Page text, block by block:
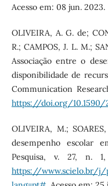
Acesso em: 08 jun. 2023.
OLIVEIRA, A. G. de;
R.; CAMPOS, J. L. M.;
Associação entre o
disponibilidade de
Communication
https://doi.org/10.1590/
OLIVEIRA, M.;
desempenho escolar
Pesquisa, v. 27, n.
https://www.scielo.br/j/